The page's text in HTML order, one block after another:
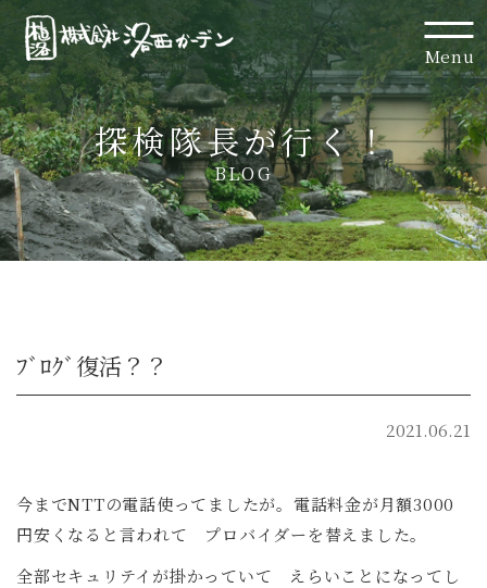
Menu
探検隊長が行く！
BLOG
ﾌﾞﾛｸﾞ復活？？
2021.06.21
今までNTTの電話使ってましたが。電話料金が月額3000
円安くなると言われて プロバイダーを替えました。
全部セキュリテイが掛かっていて えらいことになってし